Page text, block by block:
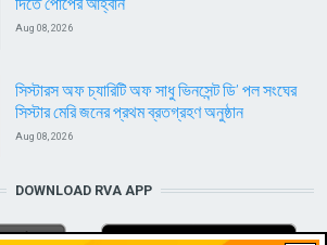
দিতে পোপের আহ্বান
Aug 08, 2026
সিস্টারস অফ চ্যারিটি অফ সাধু ভিনসেন্ট ডি’ পল সংঘের
সিস্টার মেরি জনের প্রথম ব্রতগ্রহণ অনুষ্ঠান
Aug 08, 2026
DOWNLOAD RVA APP